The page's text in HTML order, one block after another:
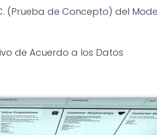
(Prueba de Concepto) del
de Acuerdo a los Datos